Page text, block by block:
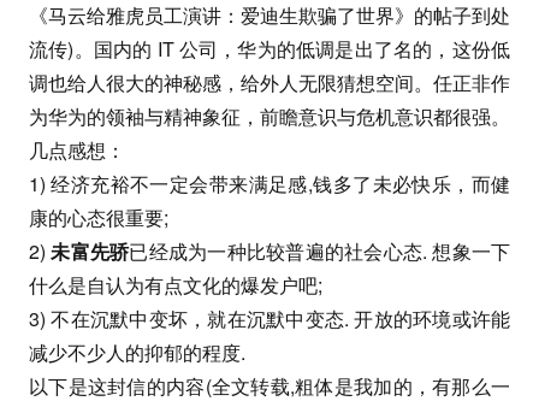
《马云给雅虎员工演讲：爱迪生欺骗了世界》的帖子到处
流传)。国内的 IT 公司，华为的低调是出了名的，这份低
调也给人很大的神秘感，给外人无限猜想空间。任正非作
为华为的领袖与精神象征，前瞻意识与危机意识都很强。
几点感想：
1) 经济充裕不一定会带来满足感,钱多了未必快乐，而健
康的心态很重要;
2)未富先骄已经成为一种比较普遍的社会心态. 想象一下
什么是自认为有点文化的爆发户吧;
3) 不在沉默中变坏，就在沉默中变态. 开放的环境或许能
减少不少人的抑郁的程度.
以下是这封信的内容(全文转载,粗体是我加的，有那么一